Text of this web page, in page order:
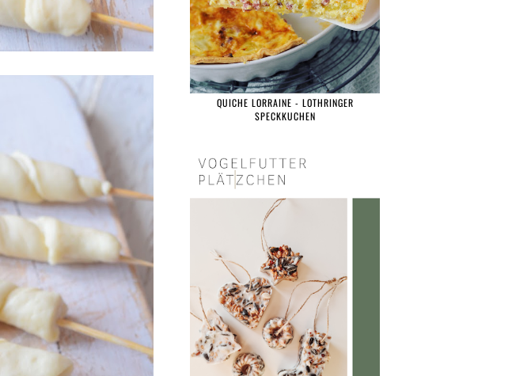
QUICHE LORRAINE - LOTHRINGER
SPECKKUCHEN